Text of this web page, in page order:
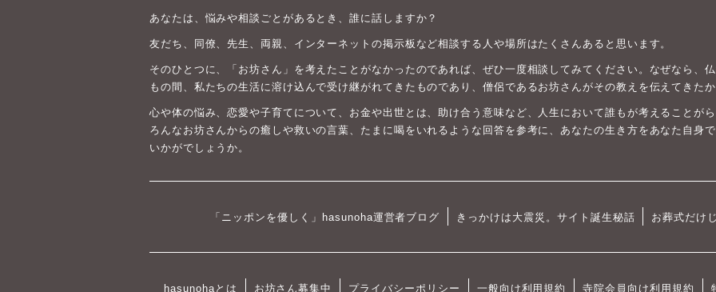
あなたは、悩みや相談ごとがあるとき、誰に話しますか？
友だち、同僚、先生、両親、インターネットの掲示板など相談する人や場所はたくさんあると思います。
そのひとつに、「お坊さん」を考えたことがなかったのであれば、ぜひ一度相談してみてください。なぜなら、
もの間、私たちの生活に溶け込んで受け継がれてきたものであり、僧侶であるお坊さんがその教えを伝えてきたか
心や体の悩み、恋愛や子育てについて、お金や出世とは、助け合う意味など、人生において誰もが考えることが
ろんなお坊さんからの癒しや救いの言葉、たまに喝をいれるような回答を参考に、あなたの生き方をあなた自身
いかがでしょうか。
「ニッポンを優しく」hasunoha運営者ブログ きっかけは大震災。サイト誕生秘話 お葬式だけ
hasunohaとは お坊さん募集中 プライバシーポリシー 一般向け利用規約 寺院会員向け利用規約